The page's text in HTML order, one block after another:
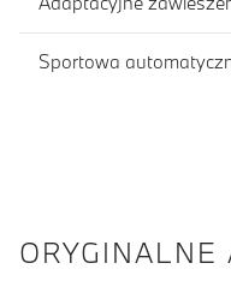
Sportowa
ORYGINALNE